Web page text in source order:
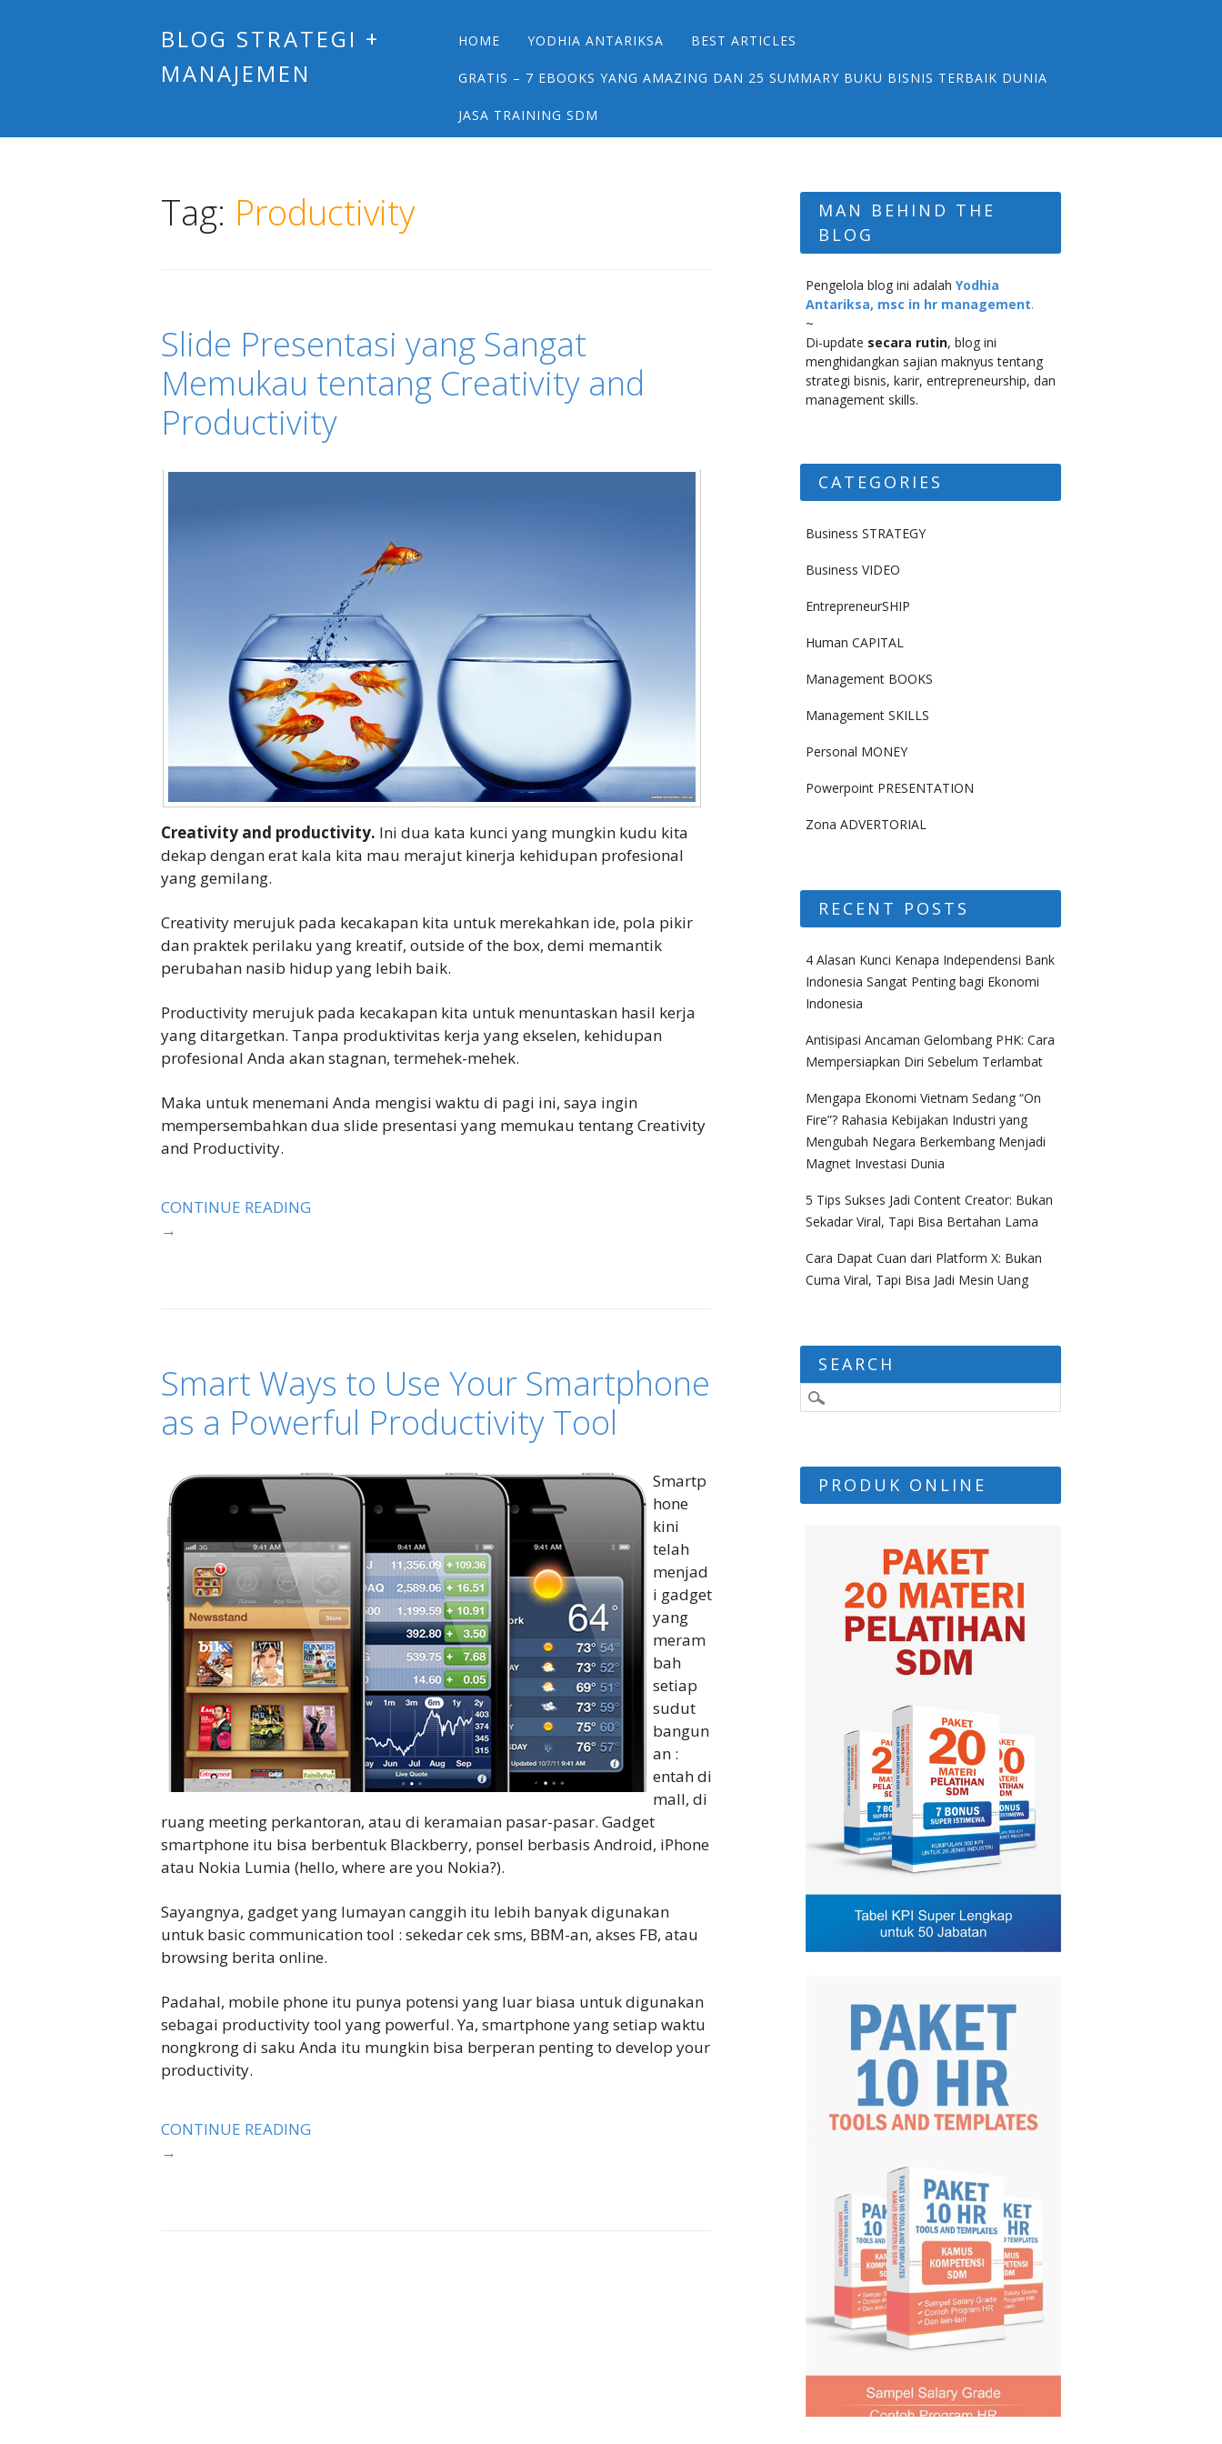
BLOG STRATEGI +
MANAJEMEN
Main menu
Skip
content
HOME YODHIA ANTARIKSA BEST ARTICLES
GRATIS – 7 EBOOKS YANG AMAZING DAN 25 SUMMARY BUKU BISNIS TERBAIK DUNIA
JASA TRAINING SDM
Tag: Productivity
Slide Presentasi yang Sangat
Memukau tentang Creativity and
Productivity
Creativity and productivity. Ini dua kata kunci yang mungkin kudu kita
dekap dengan erat kala kita mau merajut kinerja kehidupan profesional
yang gemilang.
Creativity merujuk pada kecakapan kita untuk merekahkan ide, pola pikir
dan praktek perilaku yang kreatif, outside of the box, demi memantik
perubahan nasib hidup yang lebih baik.
Productivity merujuk pada kecakapan kita untuk menuntaskan hasil kerja
yang ditargetkan. Tanpa produktivitas kerja yang ekselen, kehidupan
profesional Anda akan stagnan, termehek-mehek.
Maka untuk menemani Anda mengisi waktu di pagi ini, saya ingin
mempersembahkan dua slide presentasi yang memukau tentang Creativity
and Productivity.
CONTINUE READING
→
Smart Ways to Use Your Smartphone
as a Powerful Productivity Tool
Smartp
hone
kini
telah
menjad
i gadget
yang
meram
bah
setiap
sudut
bangun
an :
entah di
mall, di
ruang meeting perkantoran, atau di keramaian pasar-pasar. Gadget
smartphone itu bisa berbentuk Blackberry, ponsel berbasis Android, iPhone
atau Nokia Lumia (hello, where are you Nokia?).
Sayangnya, gadget yang lumayan canggih itu lebih banyak digunakan
untuk basic communication tool : sekedar cek sms, BBM-an, akses FB, atau
browsing berita online.
Padahal, mobile phone itu punya potensi yang luar biasa untuk digunakan
sebagai productivity tool yang powerful. Ya, smartphone yang setiap waktu
nongkrong di saku Anda itu mungkin bisa berperan penting to develop your
productivity.
CONTINUE READING
→
MAN BEHIND THE
BLOG
Pengelola blog ini adalah Yodhia
Antariksa, msc in hr management.
~
Di-update secara rutin, blog ini
menghidangkan sajian maknyus tentang
strategi bisnis, karir, entrepreneurship, dan
management skills.
CATEGORIES
Business STRATEGY
Business VIDEO
EntrepreneurSHIP
Human CAPITAL
Management BOOKS
Management SKILLS
Personal MONEY
Powerpoint PRESENTATION
Zona ADVERTORIAL
RECENT POSTS
4 Alasan Kunci Kenapa Independensi Bank
Indonesia Sangat Penting bagi Ekonomi
Indonesia
Antisipasi Ancaman Gelombang PHK: Cara
Mempersiapkan Diri Sebelum Terlambat
Mengapa Ekonomi Vietnam Sedang “On
Fire”? Rahasia Kebijakan Industri yang
Mengubah Negara Berkembang Menjadi
Magnet Investasi Dunia
5 Tips Sukses Jadi Content Creator: Bukan
Sekadar Viral, Tapi Bisa Bertahan Lama
Cara Dapat Cuan dari Platform X: Bukan
Cuma Viral, Tapi Bisa Jadi Mesin Uang
SEARCH
PRODUK ONLINE